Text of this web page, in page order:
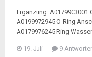
Ergänzung: A0179903001
A0199972945 O-Ring
A0179976245 Ring
19. Juli 9